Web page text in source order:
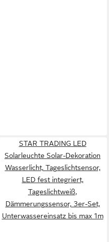
STAR TRADING LED
Solarleuchte Solar-Dekoration
Wasserlicht, Tageslichtsensor,
LED fest integriert,
Tageslichtweiß,
Dämmerungssensor, 3er-Set,
Unterwassereinsatz bis max 1m